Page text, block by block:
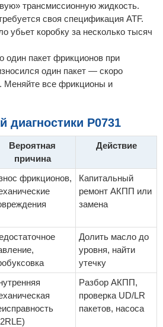
трансмиссионную жидкость.
своя спецификация ATF.
убьет коробку за несколько тысяч
один пакет фрикционов при
один пакет — скоро
Меняйте все фрикционы и
диагностики P0731
Вероятная
причина
Действие
фрикционов,
Капитальный
ремонт АКПП или
замена
Долить масло до
уровня, найти
утечку
Разбор АКПП,
проверка UD/LR
пакетов, насоса